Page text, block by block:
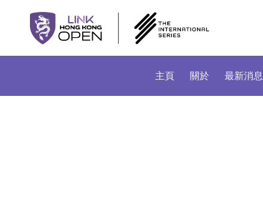
主頁 關於 最新消息